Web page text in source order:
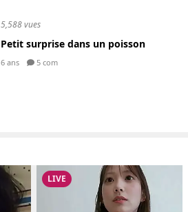
5,588 vues
Petit surprise dans un poisson
6 ans 5 com